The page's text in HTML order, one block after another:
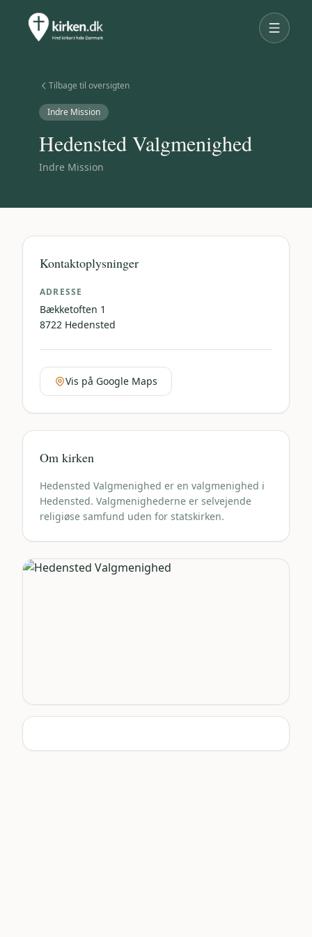
Tilbage til oversigten
Indre Mission
Hedensted Valgmenighed
Indre Mission
Kontaktoplysninger
ADRESSE
Bækketoften 1
8722 Hedensted
Vis på Google Maps
Om kirken
Hedensted Valgmenighed er en valgmenighed i
Hedensted. Valgmenighederne er selvejende
religiøse samfund uden for statskirken.